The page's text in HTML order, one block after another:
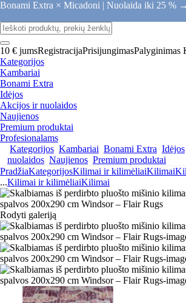
Bonami Extra × Micadoni | Nuolaida iki 25 % →
10 € jumsRegistracijaPrisijungimasPalyginimas
Kategorijos
Kambariai
Bonami Extra
Idėjos
Akcijos ir nuolaidos
Naujienos
Premium produktai
Profesionalams
Kategorijos Kambariai Bonami Extra Idėjos
nuolaidos Naujienos Premium produktai
PradžiaKategorijosKilimai ir kilimėliaiKilimai
...Kilimai ir kilimėliaiKilimai
Rodyti galeriją